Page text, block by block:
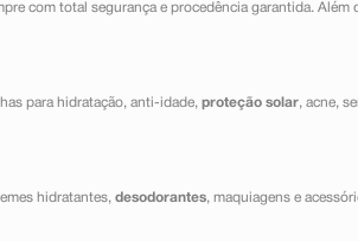
com total segurança e procedência garantida.
para hidratação, anti-idade, proteção solar, acne,
hidratantes, desodorantes, maquiagens e